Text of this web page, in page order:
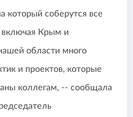
который соберутся все
Крым и
области много
и проектов, которые
коллегам, -- сообщала